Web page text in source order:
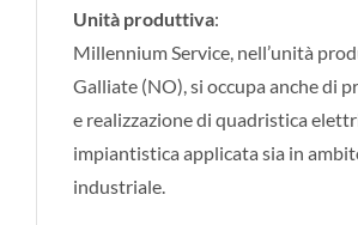
Unità produttiva:
Millennium Service, nell’unità
Galliate (NO), si occupa anche di
e realizzazione di quadristica
impiantistica applicata sia in
industriale.